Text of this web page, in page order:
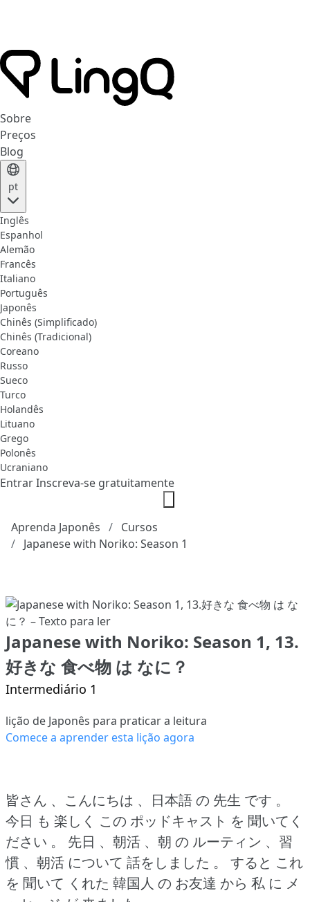
Sobre
Preços
Blog
pt
Inglês
Espanhol
Alemão
Francês
Italiano
Português
Japonês
Chinês (Simplificado)
Chinês (Tradicional)
Coreano
Russo
Sueco
Turco
Holandês
Lituano
Grego
Polonês
Ucraniano
EntrarInscreva-se gratuitamente
Aprenda Japonês
Cursos
Japanese with Noriko: Season 1
Japanese with Noriko: Season 1, 13.
好きな 食べ物 は なに？
Intermediário 1
lição de Japonês para praticar a leitura
Comece a aprender esta lição agora
皆さん 、こんにちは 、日本語 の 先生 です 。
今日 も 楽しく この ポッドキャスト を 聞いてく
ださい 。
先日 、朝活 、朝 の ルーティン 、習
慣 、朝活 について 話をしました 。
すると これ
を 聞いて くれた 韓国人 の お友達 から 私 に メ